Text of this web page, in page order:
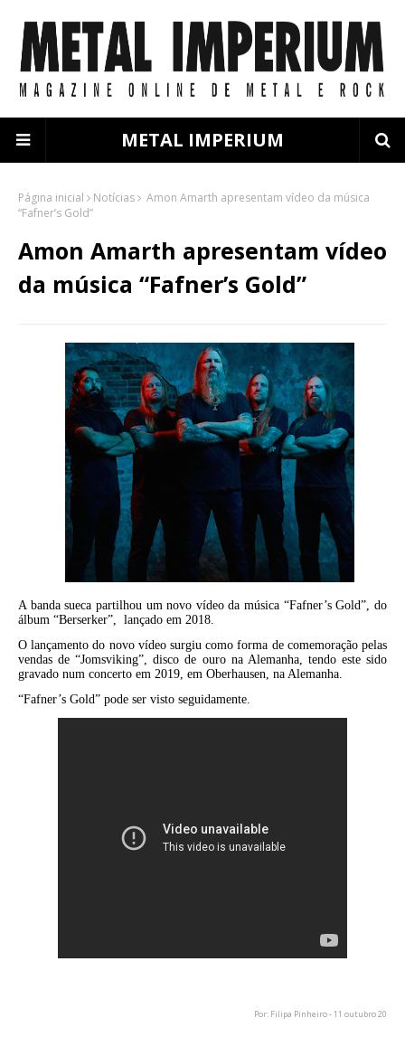
METAL IMPERIUM
Página inicial Notícias
Amon Amarth apresentam vídeo da música
“Fafner’s Gold”
Amon Amarth apresentam vídeo
da música “Fafner’s Gold”
A banda sueca partilhou um novo vídeo da música “Fafner’s Gold”, do
álbum “Berserker”, lançado em 2018.
O lançamento do novo vídeo surgiu como forma de comemoração pelas
vendas de “Jomsviking”, disco de ouro na Alemanha, tendo este sido
gravado num concerto em 2019, em Oberhausen, na Alemanha.
“Fafner’s Gold” pode ser visto seguidamente.
Por: Filipa Pinheiro - 11 outubro 20